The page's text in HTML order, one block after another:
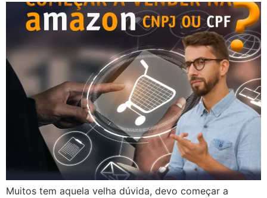
Muitos tem aquela velha dúvida, devo começar a